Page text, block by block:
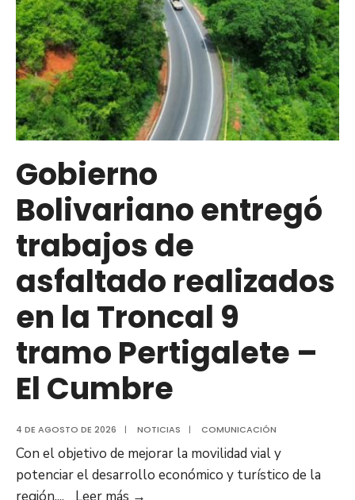
en
Bruzual
con
nuevo
laboratorio
para
el
de
Clarines
Gobierno
Bolivariano entregó
trabajos de
asfaltado realizados
en la Troncal 9
tramo Pertigalete –
El Cumbre
4 DE AGOSTO DE 2026 | NOTICIAS | COMUNICACIÓN
Con el objetivo de mejorar la movilidad vial y
potenciar el desarrollo económico y turístico de la